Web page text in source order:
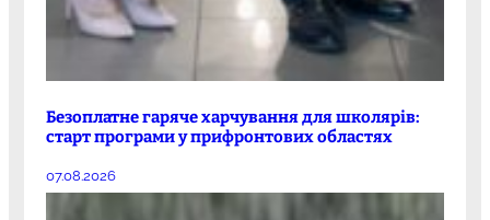
Безоплатне гаряче харчування для школярів:
старт програми у прифронтових областях
07.08.2026